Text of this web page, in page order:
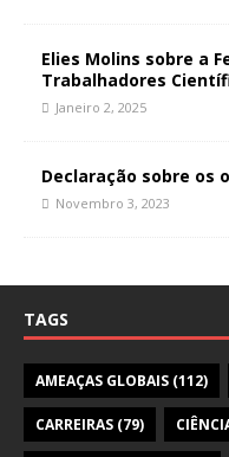
Elies Molins sobre a
Trabalhadores
Janeiro 2, 2025
Declaração sobre os
Novembro 3, 2023
TAGS
AMEAÇAS GLOBAIS (112)
CARREIRAS (79)